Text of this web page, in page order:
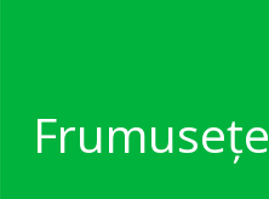
Frumusețe